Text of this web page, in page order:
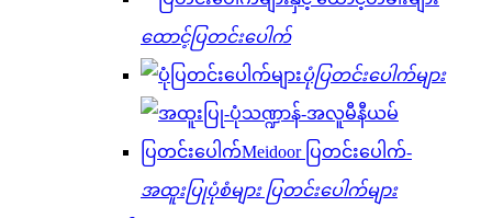
ထောင့်ပြတင်းပေါက်
ပုံပြတင်းပေါက်များ
အထူးပြုပုံစံများ ပြတင်းပေါက်များ